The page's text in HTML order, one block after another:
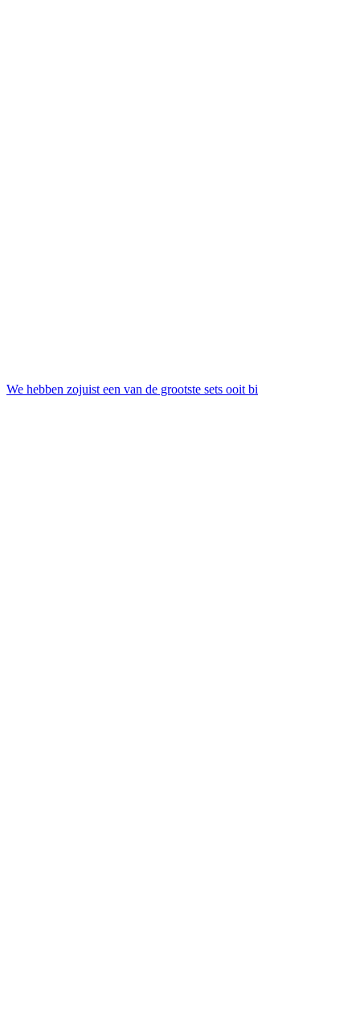
We hebben zojuist een van de grootste sets ooit bi